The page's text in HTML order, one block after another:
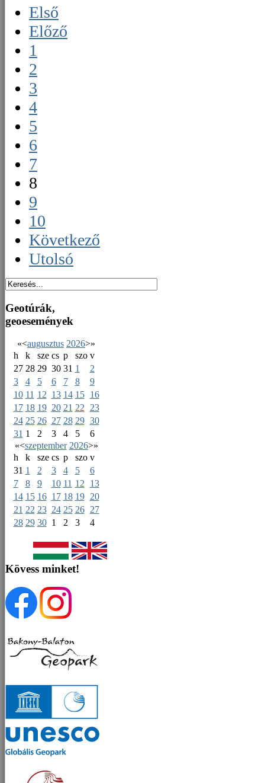
Első
Előző
1
2
3
4
5
6
7
8
9
10
Következő
Utolsó
Geotúrák,
geoesemények
«<augusztus 2026>»
h
k sze cs p szo v
27 28 29 30 31 1
2
3
4 5 6 7 8
9
10 11 12 13 14 15
16
17 18 19 20 21 22
23
24 25 26 27 28 29 30
31 1 2 3 4 5
6
«<szeptember 2026>»
h
k sze cs p szo v
31 1 2 3 4 5
6
7
8 9 10 11 12
13
14 15 16 17 18 19
20
21 22 23 24 25 26
27
28 29 30 1 2 3 4
Kövess minket!